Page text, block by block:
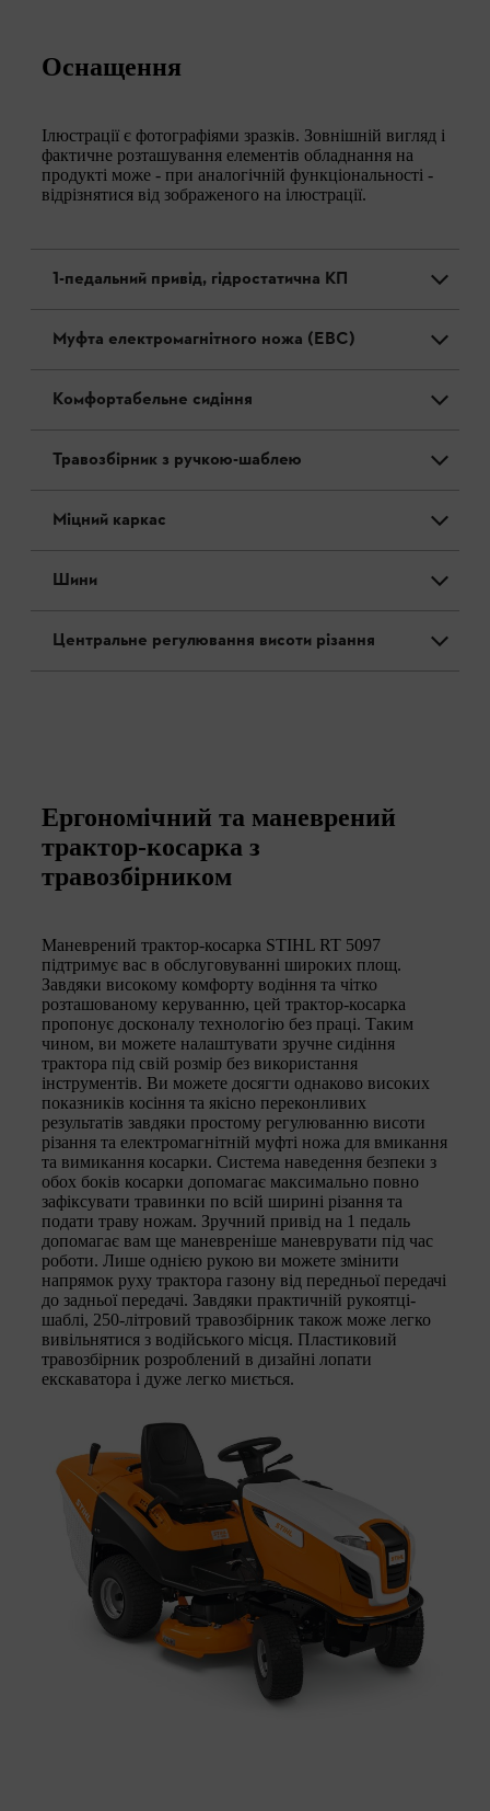
Оснащення
Ілюстрації є фотографіями зразків. Зовнішній вигляд і
фактичне розташування елементів обладнання на
продукті може - при аналогічній функціональності -
відрізнятися від зображеного на ілюстрації.
1-педальний привід, гідростатична КП
Муфта електромагнітного ножа (EBC)
Комфортабельне сидіння
Травозбірник з ручкою-шаблею
Міцний каркас
Шини
Центральне регулювання висоти різання
Ергономічний та маневрений
трактор-косарка з
травозбірником
Маневрений трактор-косарка STIHL RT 5097
підтримує вас в обслуговуванні широких площ.
Завдяки високому комфорту водіння та чітко
розташованому керуванню, цей трактор-косарка
пропонує досконалу технологію без праці. Таким
чином, ви можете налаштувати зручне сидіння
трактора під свій розмір без використання
інструментів. Ви можете досягти однаково високих
показників косіння та якісно переконливих
результатів завдяки простому регулюванню висоти
різання та електромагнітній муфті ножа для вмикання
та вимикання косарки. Система наведення безпеки з
обох боків косарки допомагає максимально повно
зафіксувати травинки по всій ширині різання та
подати траву ножам. Зручний привід на 1 педаль
допомагає вам ще маневреніше маневрувати під час
роботи. Лише однією рукою ви можете змінити
напрямок руху трактора газону від передньої передачі
до задньої передачі. Завдяки практичній рукоятці-
шаблі, 250-літровий травозбірник також може легко
вивільнятися з водійського місця. Пластиковий
травозбірник розроблений в дизайні лопати
екскаватора і дуже легко миється.